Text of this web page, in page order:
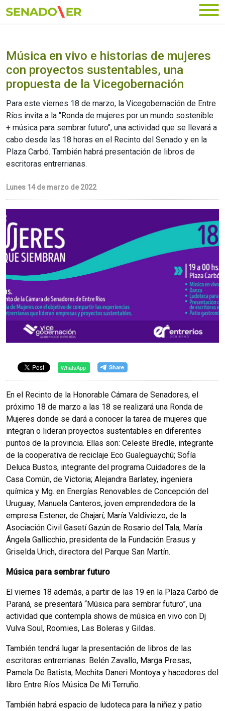
Ir al menú principal
Música en vivo e historias de mujeres
con proyectos sustentables, una
propuesta de la Vicegobernación
Para este viernes 18 de marzo, la Vicegobernación de Entre
Ríos invita a la "Ronda de mujeres por un mundo sostenible
+ música para sembrar futuro", una actividad que se llevará a
cabo desde las 18 horas en el Recinto del Senado y en la
Plaza Carbó. También habrá presentación de libros de
escritoras entrerrianas.
Lunes 14 de marzo de 2022
WhatsApp
En el Recinto de la Honorable Cámara de Senadores, el
próximo 18 de marzo a las 18 se realizará una Ronda de
Mujeres donde se dará a conocer la tarea de mujeres que
integran o lideran proyectos sustentables en diferentes
puntos de la provincia. Ellas son: Celeste Bredle, integrante
de la cooperativa de reciclaje Eco Gualeguaychú; Sofía
Deluca Bustos, integrante del programa Cuidadores de la
Casa Común, de Victoria; Alejandra Barlatey, ingeniera
química y Mg. en Energías Renovables de Concepción del
Uruguay; Manuela Canteros, joven emprendedora de la
empresa Estener, de Chajarí; María Valdiviezo, de la
Asociación Civil Gasetí Gazún de Rosario del Tala; María
Ángela Gallicchio, presidenta de la Fundación Erasus y
Griselda Urich, directora del Parque San Martín.
Música para sembrar futuro
El viernes 18 además, a partir de las 19 en la Plaza Carbó de
Paraná, se presentará “Música para sembrar futuro”, una
actividad que contempla shows de música en vivo con Dj
Vulva Soul, Roomies, Las Boleras y Gildas.
También tendrá lugar la presentación de libros de las
escritoras entrerrianas: Belén Zavallo, Marga Presas,
Pamela De Batista, Mechita Daneri Montoya y hacedores del
libro Entre Ríos Música De Mi Terruño.
También habrá espacio de ludoteca para la niñez y patio